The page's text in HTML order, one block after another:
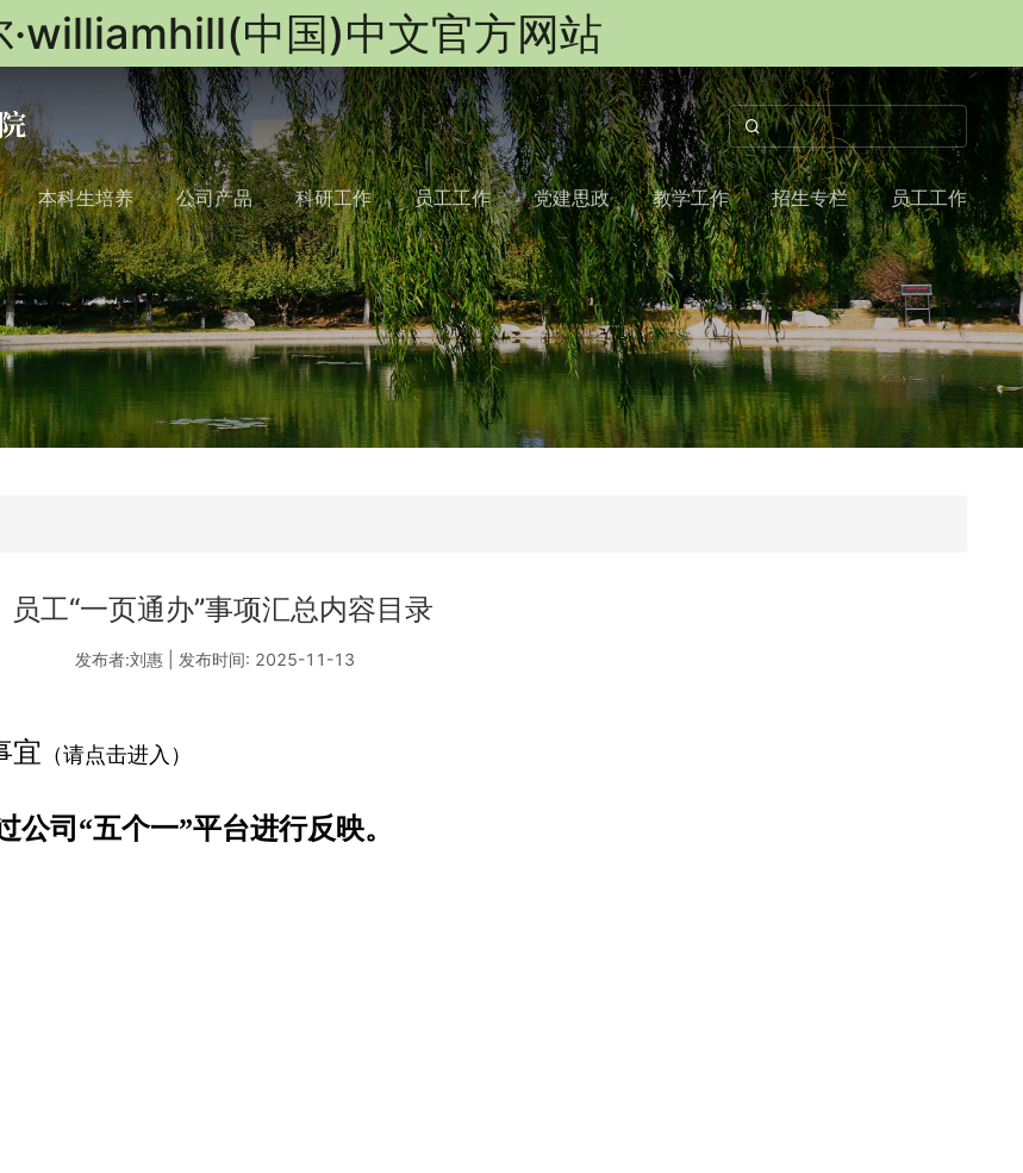
·williamhill(中国)中文官方网站
本科生培养 公司产品 科研工作 员工工作 党建思政 教学工作 招生专栏 员工工作
员工“一页通办”事项汇总内容目录
发布者:刘惠 | 发布时间: 2025-11-13
宜 （请点击进入）
司“五个一”平台进行反映。